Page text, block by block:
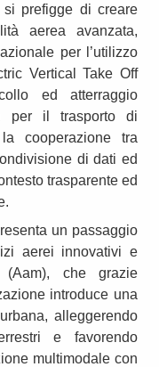
prefigge di creare
aerea avanzata,
per l’utilizzo
Vertical Take Off
ed atterraggio
per il trasporto di
cooperazione tra
di dati ed
trasparente ed
un passaggio
aerei innovativi e
che grazie
introduce una
alleggerendo
e favorendo
multimodale con